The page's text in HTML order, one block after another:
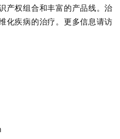
产权组合和丰富的产品线。治
化疾病的治疗。更多信息请访